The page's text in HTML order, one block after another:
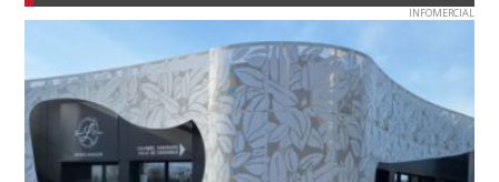
INFOMERCIAL